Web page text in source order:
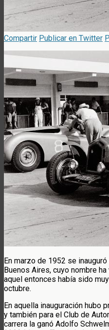
Compartir Publicar en Twitter
En marzo de 1952 se
Buenos Aires, cuyo nombre
aquel entonces había sido
octubre.
En aquella inauguración hubo
y también para el Club de
carrera la ganó Adolfo